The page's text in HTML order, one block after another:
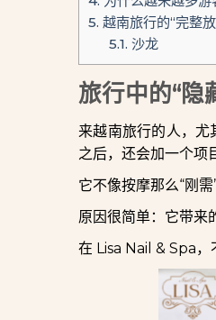
5. 越南旅行的“完整
5.1. 沙龙
旅行中的“隐
来越南旅行的人，
之后，还会加一个项
它不像按摩那么“刚
原因很简单：它带来
在 Lisa Nail & Spa，